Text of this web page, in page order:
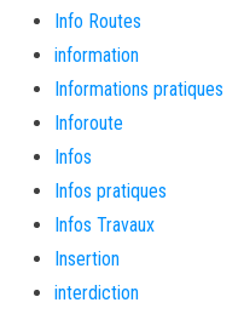
Info Routes
information
Informations pratiques
Inforoute
Infos
Infos pratiques
Infos Travaux
Insertion
interdiction